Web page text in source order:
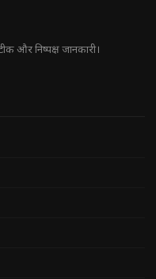
और निष्पक्ष जानकारी।